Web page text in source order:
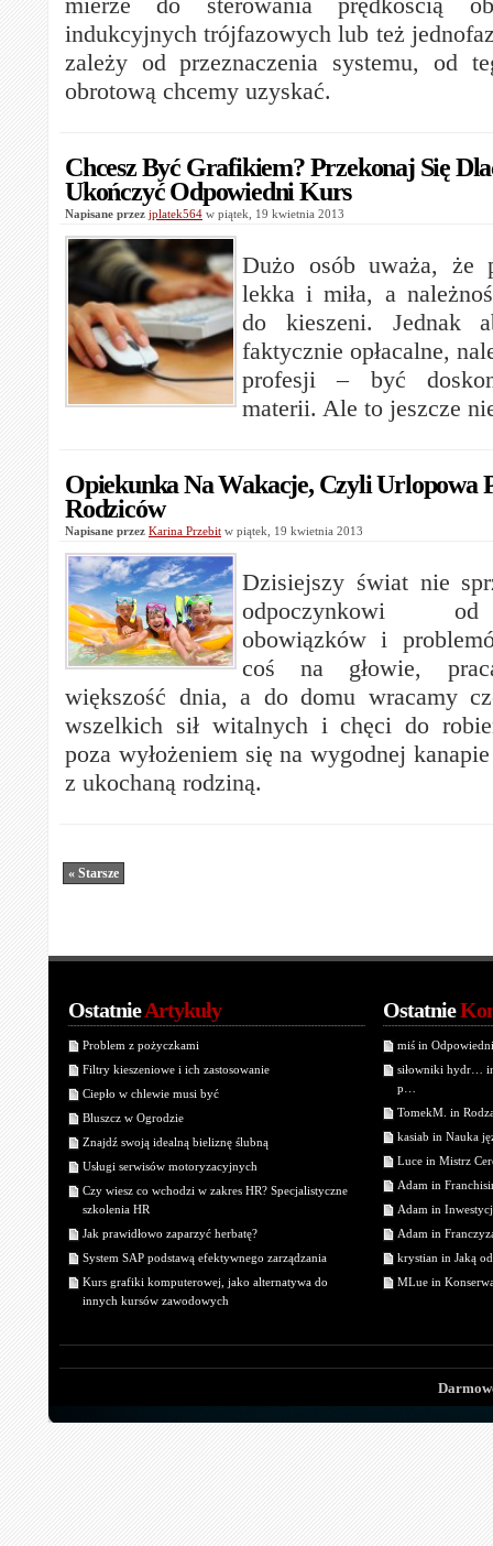
indukcyjnych trójfazowych lub też
zależy od przeznaczenia systemu, od
obrotową chcemy uzyskać.
Chcesz Być Grafikiem? Przekonaj Się
Ukończyć Odpowiedni Kurs
Napisane przez jplatek564 w piątek, 19 kwietnia 2013
Dużo osób uważa, że
lekka i miła, a
do kieszeni. Jednak
faktycznie opłacalne,
profesji – być
materii. Ale to jeszcze
Opiekunka Na Wakacje, Czyli Urlopowa
Rodziców
Napisane przez Karina Przebit w piątek, 19 kwietnia 2013
Dzisiejszy świat nie
odpoczynkowi
obowiązków i
coś na głowie,
większość dnia, a do domu wracamy
wszelkich sił witalnych i chęci do
poza wyłożeniem się na wygodnej
z ukochaną rodziną.
« Starsze
OstatnieArtykuły
Problem z pożyczkami
Filtry kieszeniowe i ich zastosowanie
Ciepło w chlewie musi być
Bluszcz w Ogrodzie
Znajdź swoją idealną bieliznę ślubną
Usługi serwisów motoryzacyjnych
Czy wiesz co wchodzi w zakres HR? Specjalistyczne
szkolenia HR
Jak prawidłowo zaparzyć herbatę?
System SAP podstawą efektywnego zarządzania
Kurs grafiki komputerowej, jako alternatywa do
innych kursów zawodowych
Ostatnie
miś in
siłowniki hydr…
p…
TomekM. in
kasiab in Nauka
Luce in Mistrz
Adam in
Adam in
Adam in
krystian in Jaką
MLue in